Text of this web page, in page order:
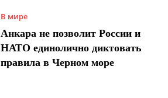
В мире
Анкара не позволит России и
НАТО единолично диктовать
правила в Черном море